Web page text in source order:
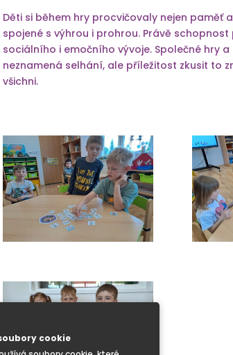
cookie
Děti si během hry procvičovaly nejen
spojené s výhrou i prohrou. Právě
sociálního i emočního vývoje. Společné hry
neznamená selhání, ale příležitost zkusit to
všichni.